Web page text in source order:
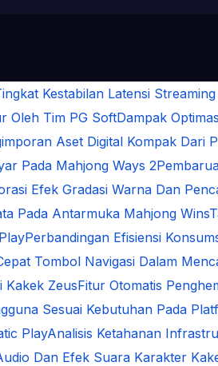
Kestabilan Latensi
Oleh Tim PG SoftDampak
Aset Digital Kompak Dari
Pada Mahjong Ways 2
Efek Gradasi Warna Dan
Pada Antarmuka Mahjong Wins
Perbandingan Efisiensi
Tombol Navigasi Dalam
Kakek ZeusFitur Otomatis
Sesuai Kebutuhan Pada
PlayAnalisis Ketahanan
Dan Efek Suara Karakter